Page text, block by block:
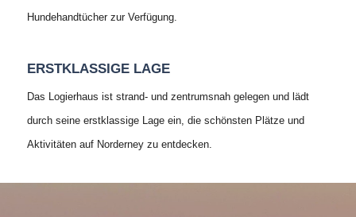
Hundehandtücher zur Verfügung.
ERSTKLASSIGE LAGE
Das Logierhaus ist strand- und zentrumsnah gelegen und lädt
durch seine erstklassige Lage ein, die schönsten Plätze und
Aktivitäten auf Norderney zu entdecken.